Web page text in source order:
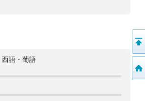
西語・葡語